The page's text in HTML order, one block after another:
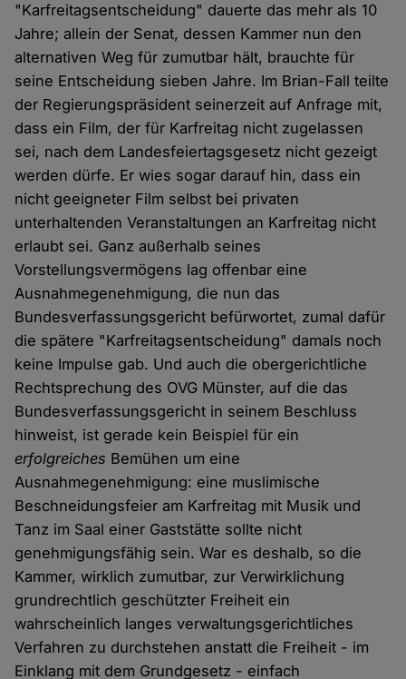
"Karfreitagsentscheidung" dauerte das mehr als 10
Jahre; allein der Senat, dessen Kammer nun den
alternativen Weg für zumutbar hält, brauchte für
seine Entscheidung sieben Jahre. Im Brian-Fall teilte
der Regierungspräsident seinerzeit auf Anfrage mit,
dass ein Film, der für Karfreitag nicht zugelassen
sei, nach dem Landesfeiertagsgesetz nicht gezeigt
werden dürfe. Er wies sogar darauf hin, dass ein
nicht geeigneter Film selbst bei privaten
unterhaltenden Veranstaltungen an Karfreitag nicht
erlaubt sei. Ganz außerhalb seines
Vorstellungsvermögens lag offenbar eine
Ausnahmegenehmigung, die nun das
Bundesverfassungsgericht befürwortet, zumal dafür
die spätere "Karfreitagsentscheidung" damals noch
keine Impulse gab. Und auch die obergerichtliche
Rechtsprechung des OVG Münster, auf die das
Bundesverfassungsgericht in seinem Beschluss
hinweist, ist gerade kein Beispiel für ein
erfolgreiches Bemühen um eine
Ausnahmegenehmigung: eine muslimische
Beschneidungsfeier am Karfreitag mit Musik und
Tanz im Saal einer Gaststätte sollte nicht
genehmigungsfähig sein. War es deshalb, so die
Kammer, wirklich zumutbar, zur Verwirklichung
grundrechtlich geschützter Freiheit ein
wahrscheinlich langes verwaltungsgerichtliches
Verfahren zu durchstehen anstatt die Freiheit - im
Einklang mit dem Grundgesetz - einfach